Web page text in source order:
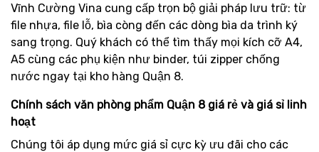
Vĩnh Cường Vina cung cấp trọn bộ giải pháp lưu trữ: từ
file nhựa, file lỗ, bìa còng đến các dòng bìa da trình ký
sang trọng. Quý khách có thể tìm thấy mọi kích cỡ A4,
A5 cùng các phụ kiện như binder, túi zipper chống
nước ngay tại kho hàng Quận 8.
Chính sách văn phòng phẩm Quận 8 giá rẻ và giá sỉ linh
hoạt
Chúng tôi áp dụng mức giá sỉ cực kỳ ưu đãi cho các